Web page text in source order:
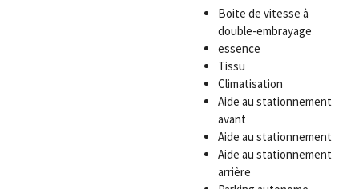
Boite de vitesse à
double-embrayage
essence
Tissu
Climatisation
Aide au stationnement
avant
Aide au stationnement
Aide au stationnement
arrière